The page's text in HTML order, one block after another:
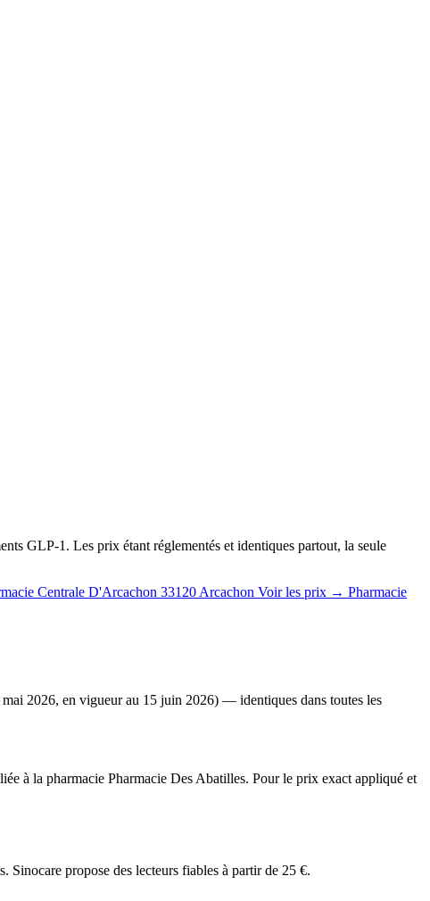
GLP-1. Les prix étant réglementés et identiques partout, la seule
Centrale D'Arcachon 33120 Arcachon Voir les prix → Pharmacie
mai 2026, en vigueur au 15 juin 2026) — identiques dans toutes les
à la pharmacie Pharmacie Des Abatilles. Pour le prix exact appliqué et
propose des lecteurs fiables à partir de 25 €.